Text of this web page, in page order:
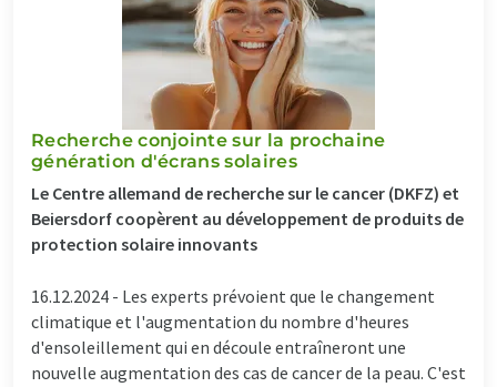
Recherche conjointe sur la prochaine
génération d'écrans solaires
Le Centre allemand de recherche sur le cancer (DKFZ) et
Beiersdorf coopèrent au développement de produits de
protection solaire innovants
16.12.2024 - Les experts prévoient que le changement
climatique et l'augmentation du nombre d'heures
d'ensoleillement qui en découle entraîneront une
nouvelle augmentation des cas de cancer de la peau. C'est